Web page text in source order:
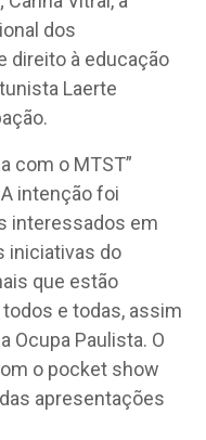
dos
direito à educação
Laerte
com o MTST”
intenção foi
interessados em
iniciativas do
que estão
e todas, assim
Ocupa Paulista. O
o pocket show
apresentações